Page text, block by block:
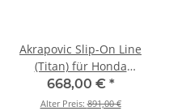
Akrapovic Slip-On Line
(Titan) für Honda
CB1000 R - BJ. 2018 >
2024 (S-H10SO21-ASZT)
668,00 € *
Alter Preis:891,00 €